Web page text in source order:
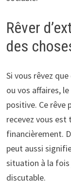
Rêver
des
Si vous rêvez
ou vos affaires,
positive. Ce rêve
recevez vous
financièrement.
peut aussi
situation à la
discutable.